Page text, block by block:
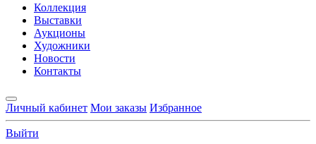
Коллекция
Выставки
Аукционы
Художники
Новости
Контакты
Личный кабинет Мои заказы Избранное
Выйти